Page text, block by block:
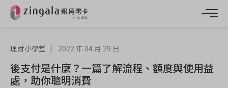
理財小學堂 2022 年 04 月 29 日
後支付是什麼？一篇了解流程、額度與使用益
處，助你聰明消費